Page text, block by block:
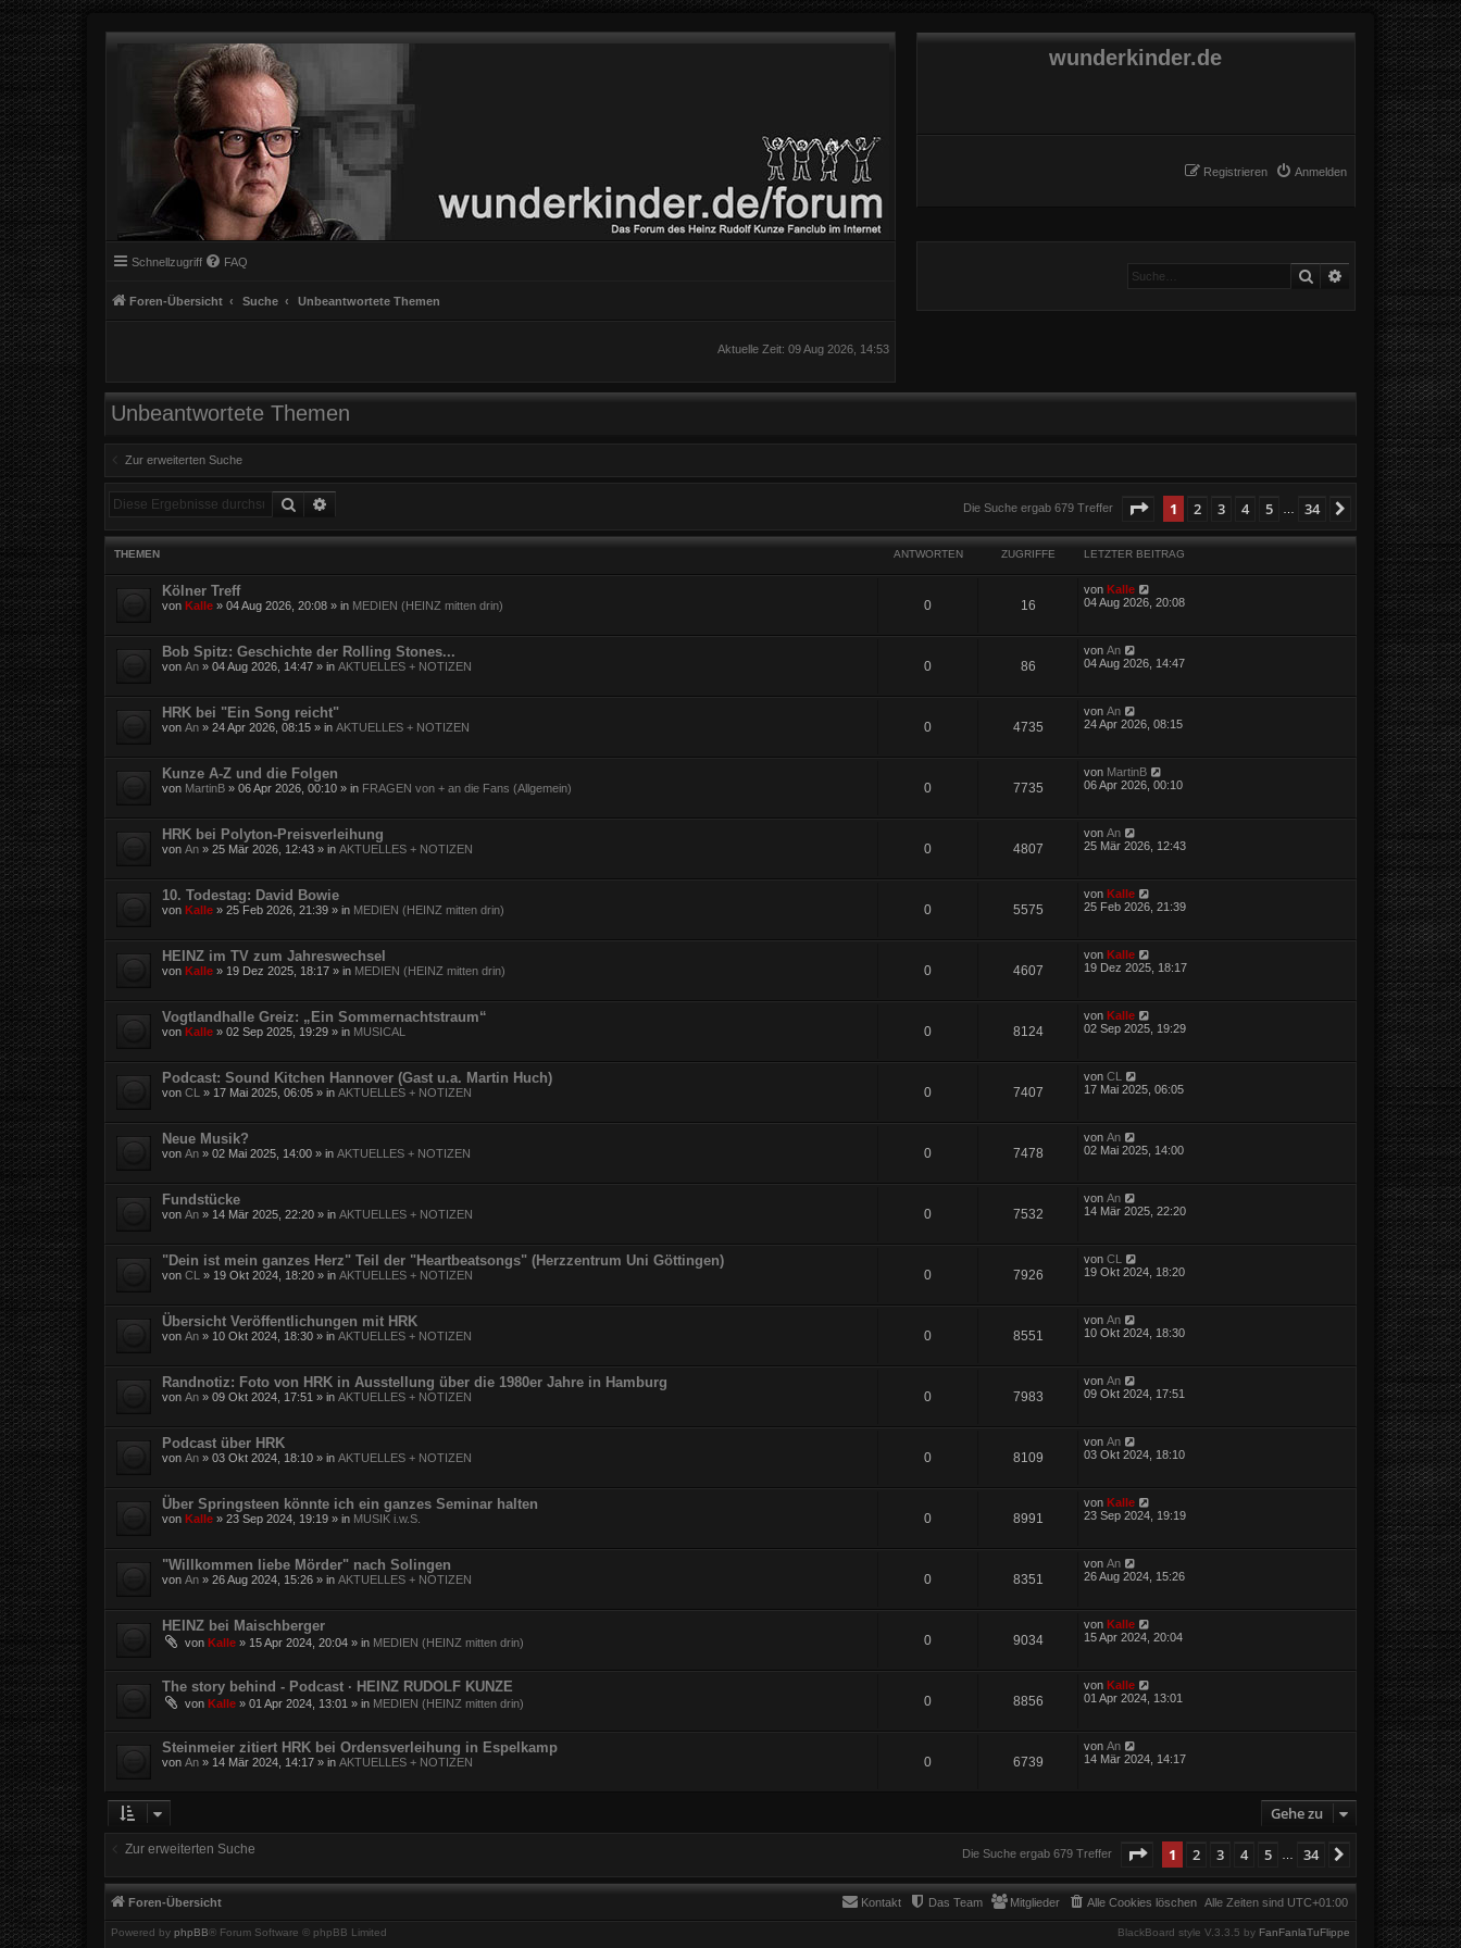
wunderkinder.de
Anmelden
Registrieren
Schnellzugriff FAQ
Foren-Übersicht Suche Unbeantwortete Themen
Suche Erweiterte Suche
Aktuelle Zeit: 09 Aug 2026, 14:53
Unbeantwortete Themen
Zur erweiterten Suche
Suche Die Suche ergab 679 Treffer Seite von34
1 2 3 4 5 34 Nächste
THEMEN ANTWORTEN ZUGRIFFE LETZTER BEITRAG
Kölner Treff
von Kalle » 04 Aug 2026, 20:08 » in MEDIEN (HEINZ mitten drin) 0 16
von Kalle
04 Aug 2026, 20:08
Bob Spitz: Geschichte der Rolling Stones...
von An » 04 Aug 2026, 14:47 » in AKTUELLES + NOTIZEN 0 86
von An
04 Aug 2026, 14:47
HRK bei "Ein Song reicht"
von An » 24 Apr 2026, 08:15 » in AKTUELLES + NOTIZEN 0 4735
von An
24 Apr 2026, 08:15
Kunze A-Z und die Folgen
von MartinB » 06 Apr 2026, 00:10 » in FRAGEN von + an die Fans (Allgemein) 0 7735
von MartinB
06 Apr 2026, 00:10
HRK bei Polyton-Preisverleihung
von An » 25 Mär 2026, 12:43 » in AKTUELLES + NOTIZEN 0 4807
von An
25 Mär 2026, 12:43
10. Todestag: David Bowie
von Kalle » 25 Feb 2026, 21:39 » in MEDIEN (HEINZ mitten drin) 0 5575
von Kalle
25 Feb 2026, 21:39
HEINZ im TV zum Jahreswechsel
von Kalle » 19 Dez 2025, 18:17 » in MEDIEN (HEINZ mitten drin) 0 4607
von Kalle
19 Dez 2025, 18:17
Vogtlandhalle Greiz: „Ein Sommernachtstraum“
von Kalle » 02 Sep 2025, 19:29 » in MUSICAL 0 8124
von Kalle
02 Sep 2025, 19:29
Podcast: Sound Kitchen Hannover (Gast u.a. Martin Huch)
von CL » 17 Mai 2025, 06:05 » in AKTUELLES + NOTIZEN 0 7407
von CL
17 Mai 2025, 06:05
Neue Musik?
von An » 02 Mai 2025, 14:00 » in AKTUELLES + NOTIZEN 0 7478
von An
02 Mai 2025, 14:00
Fundstücke
von An » 14 Mär 2025, 22:20 » in AKTUELLES + NOTIZEN 0 7532
von An
14 Mär 2025, 22:20
"Dein ist mein ganzes Herz" Teil der "Heartbeatsongs" (Herzzentrum Uni Göttingen)
von CL » 19 Okt 2024, 18:20 » in AKTUELLES + NOTIZEN 0 7926
von CL
19 Okt 2024, 18:20
Übersicht Veröffentlichungen mit HRK
von An » 10 Okt 2024, 18:30 » in AKTUELLES + NOTIZEN 0 8551
von An
10 Okt 2024, 18:30
Randnotiz: Foto von HRK in Ausstellung über die 1980er Jahre in Hamburg
von An » 09 Okt 2024, 17:51 » in AKTUELLES + NOTIZEN 0 7983
von An
09 Okt 2024, 17:51
Podcast über HRK
von An » 03 Okt 2024, 18:10 » in AKTUELLES + NOTIZEN 0 8109
von An
03 Okt 2024, 18:10
Über Springsteen könnte ich ein ganzes Seminar halten
von Kalle » 23 Sep 2024, 19:19 » in MUSIK i.w.S. 0 8991
von Kalle
23 Sep 2024, 19:19
"Willkommen liebe Mörder" nach Solingen
von An » 26 Aug 2024, 15:26 » in AKTUELLES + NOTIZEN 0 8351
von An
26 Aug 2024, 15:26
HEINZ bei Maischberger
von Kalle » 15 Apr 2024, 20:04 » in MEDIEN (HEINZ mitten drin) 0 9034
von Kalle
15 Apr 2024, 20:04
The story behind - Podcast · HEINZ RUDOLF KUNZE
von Kalle » 01 Apr 2024, 13:01 » in MEDIEN (HEINZ mitten drin) 0 8856
von Kalle
01 Apr 2024, 13:01
Steinmeier zitiert HRK bei Ordensverleihung in Espelkamp
von An » 14 Mär 2024, 14:17 » in AKTUELLES + NOTIZEN 0 6739
von An
14 Mär 2024, 14:17
Gehe zu
Zur erweiterten Suche Die Suche ergab 679 Treffer Seite von34
1 2 3 4 5 34 Nächste
Foren-Übersicht Alle Zeiten sind UTC+01:00
Alle Cookies löschen
Mitglieder
Das Team
Kontakt
Powered by phpBB® Forum Software © phpBB Limited BlackBoard style V.3.3.5 by FanFanlaTuFlippe